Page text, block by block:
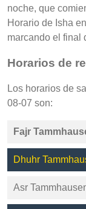
noche, que
Horario de Isha
marcando el final
Horarios de
Los horarios de
08-07 son:
Fajr
Dhuhr
Asr